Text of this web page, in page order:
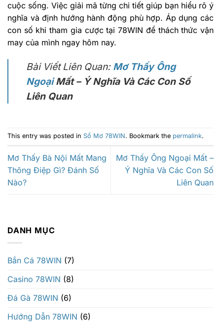
cuộc sống. Việc giải mã từng chi tiết giúp bạn hiểu rõ ý
nghĩa và định hướng hành động phù hợp. Áp dụng các
con số khi tham gia cược tại 78WIN để thách thức vận
may của mình ngay hôm nay.
Bài Viết Liên Quan: Mơ Thấy Ông
NgoạiMất – Ý Nghĩa Và Các Con Số
Liên Quan
This entry was posted in Sổ Mơ 78WIN. Bookmark the permalink.
Mơ Thấy Bà Nội Mất Mang
Thông Điệp Gì? Đánh Số
Nào?
Mơ Thấy Ông Ngoại Mất –
Ý Nghĩa Và Các Con Số
Liên Quan
DANH MỤC
Bắn Cá 78WIN (7)
Casino 78WIN (8)
Đá Gà 78WIN (6)
Hướng Dẫn 78WIN (6)